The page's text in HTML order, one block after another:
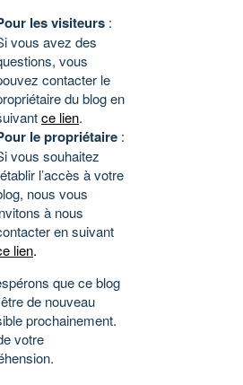
les visiteurs :
vous avez des
vous
contacter le
du blog en
ce lien.
le propriétaire :
vous souhaitez
l’accès à votre
nous vous
à nous
en suivant
lien.
que ce blog
de nouveau
prochainement.
votre